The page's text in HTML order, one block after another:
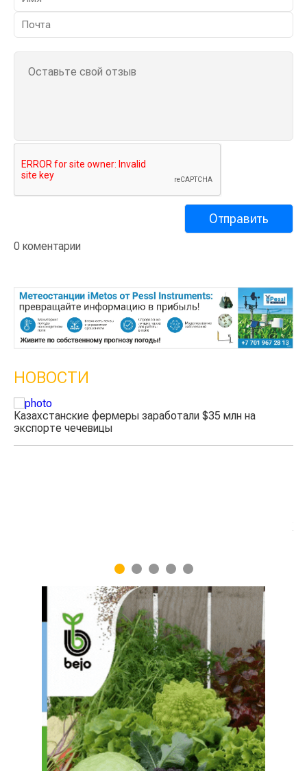
0 коментарии
НОВОСТИ
Казахстанские фермеры заработали $35 млн на
экспорте чечевицы
1 2 3 4 5